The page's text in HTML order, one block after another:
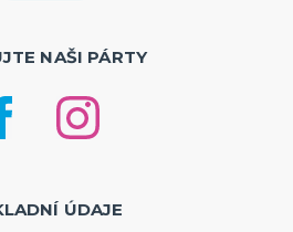
NAŠI PÁRTY
ÚDAJE